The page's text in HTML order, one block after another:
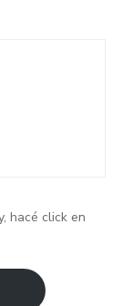
hacé click en